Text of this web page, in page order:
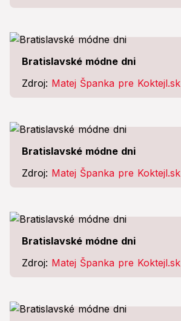
Bratislavské módne dni
Zdroj: Matej Španka pre Koktejl.sk
Bratislavské módne dni
Zdroj: Matej Španka pre Koktejl.sk
Bratislavské módne dni
Zdroj: Matej Španka pre Koktejl.sk